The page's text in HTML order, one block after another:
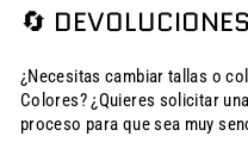
🔄
¿Necesitas cambiar tallas o
Colores? ¿Quieres solicitar
proceso para que sea muy